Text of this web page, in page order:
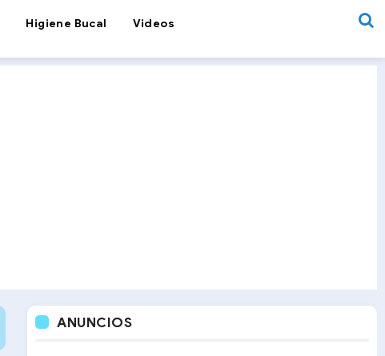
Higiene Bucal Videos
ANUNCIOS